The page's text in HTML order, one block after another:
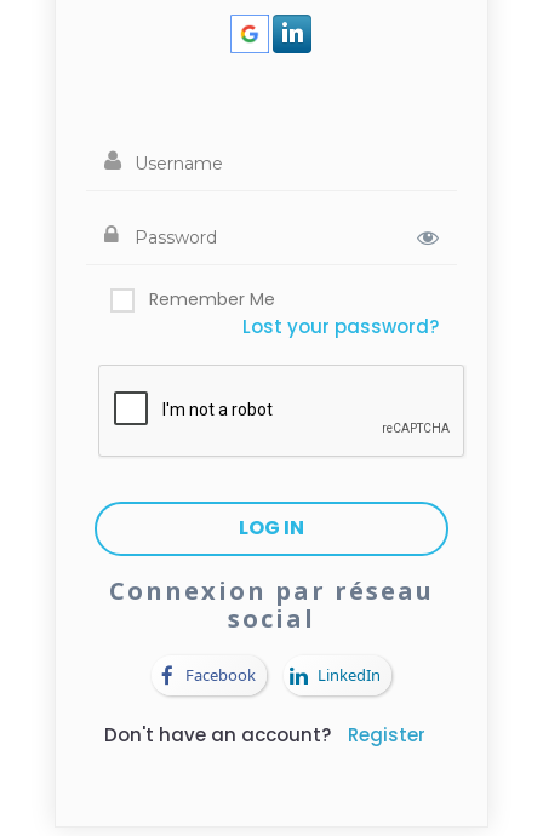
Remember Me
Lost your password?
Connexion par réseau
social
Facebook LinkedIn
Don't have an account? Register